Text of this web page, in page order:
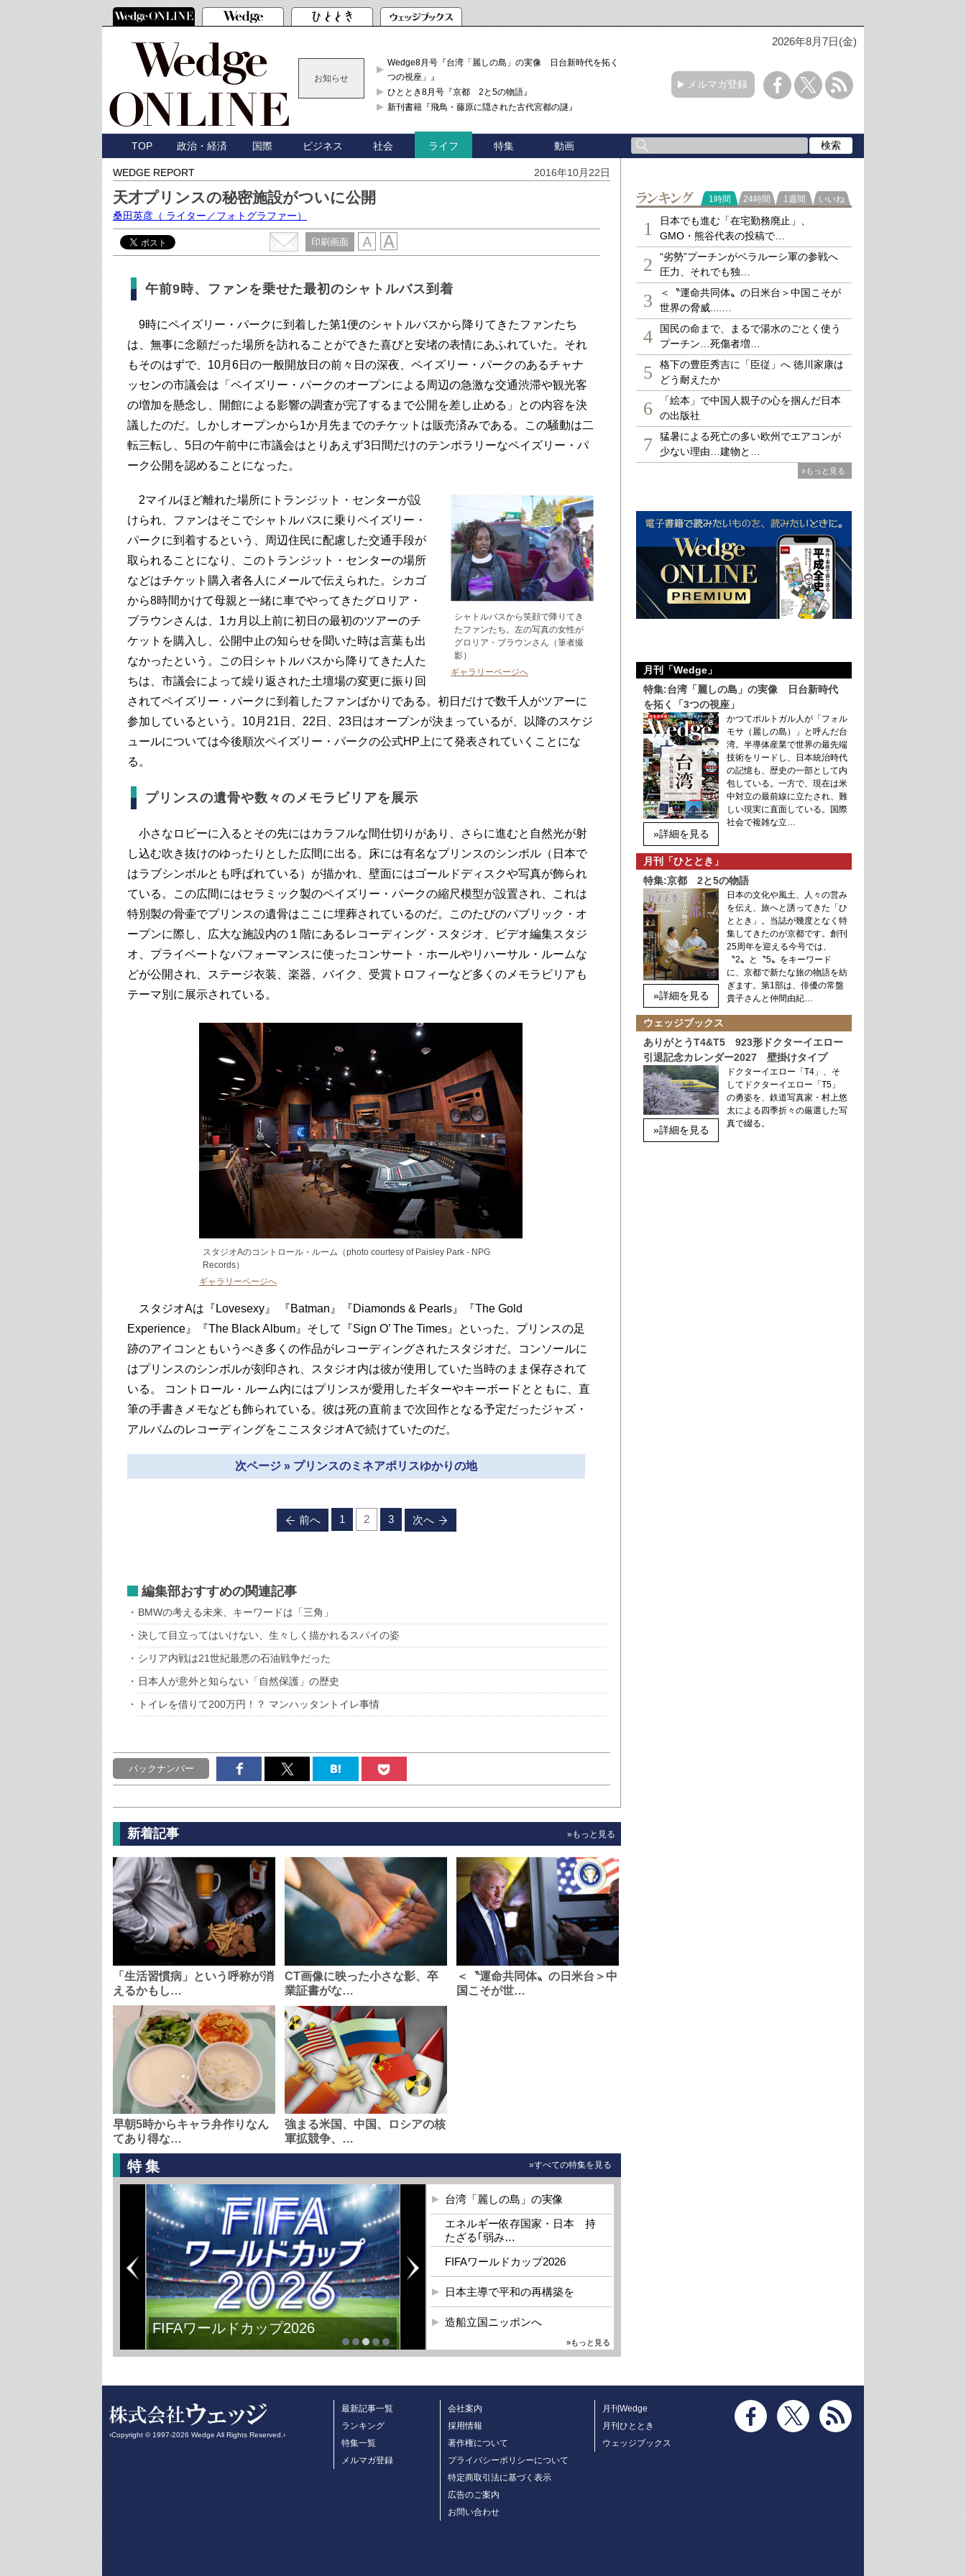
2026年8月7日(金)
お知らせ
Wedge8月号『台湾「麗しの島」の実像 日台新時代を拓く「3
つの視座」』
ひととき8月号『京都 2と5の物語』
新刊書籍『飛鳥・藤原に隠された古代宮都の謎』
メルマガ登録
TOP 政治・経済 国際 ビジネス 社会 ライフ 特集 動画
WEDGE REPORT 2016年10月22日
天才プリンスの秘密施設がついに公開
桑田英彦 （ ライター／フォトグラファー）
印刷画面
午前9時、ファンを乗せた最初のシャトルバス到着
9時にペイズリー・パークに到着した第1便のシャトルバスから降りてきたファンたち
は、無事に念願だった場所を訪れることができた喜びと安堵の表情にあふれていた。それ
もそのはずで、10月6日の一般開放日の前々日の深夜、ペイズリー・パークのあるチャナ
ッセンの市議会は「ペイズリー・パークのオープンによる周辺の急激な交通渋滞や観光客
の増加を懸念し、開館による影響の調査が完了するまで公開を差し止める」との内容を決
議したのだ。しかしオープンから1か月先までのチケットは販売済みである。この騒動は二
転三転し、5日の午前中に市議会はとりあえず3日間だけのテンポラリーなペイズリー・パ
ーク公開を認めることになった。
シャトルバスから笑顔で降りてき
たファンたち。左の写真の女性が
グロリア・ブラウンさん（筆者撮
影）
ギャラリーページへ
2マイルほど離れた場所にトランジット・センターが設
けられ、ファンはそこでシャトルバスに乗りペイズリー・
パークに到着するという、周辺住民に配慮した交通手段が
取られることになり、このトランジット・センターの場所
などはチケット購入者各人にメールで伝えられた。シカゴ
から8時間かけて母親と一緒に車でやってきたグロリア・
ブラウンさんは、1カ月以上前に初日の最初のツアーのチ
ケットを購入し、公開中止の知らせを聞いた時は言葉も出
なかったという。この日シャトルバスから降りてきた人た
ちは、市議会によって繰り返された土壇場の変更に振り回
されてペイズリー・パークに到着したファンばかりである。初日だけで数千人がツアーに
参加しているという。10月21日、22日、23日はオープンが決まっているが、以降のスケジ
ュールについては今後順次ペイズリー・パークの公式HP上にて発表されていくことにな
る。
プリンスの遺骨や数々のメモラビリアを展示
小さなロビーに入るとその先にはカラフルな間仕切りがあり、さらに進むと自然光が射
し込む吹き抜けのゆったりとした広間に出る。床には有名なプリンスのシンボル（日本で
はラブシンボルとも呼ばれている）が描かれ、壁面にはゴールドディスクや写真が飾られ
ている。この広間にはセラミック製のペイズリー・パークの縮尺模型が設置され、これは
特別製の骨壷でプリンスの遺骨はここに埋葬されているのだ。このたびのパブリック・オ
ープンに際し、広大な施設内の１階にあるレコーディング・スタジオ、ビデオ編集スタジ
オ、プライベートなパフォーマンスに使ったコンサート・ホールやリハーサル・ルームな
どが公開され、ステージ衣装、楽器、バイク、受賞トロフィーなど多くのメモラビリアも
テーマ別に展示されている。
スタジオAのコントロール・ルーム（photo courtesy of Paisley Park - NPG
Records）
ギャラリーページへ
スタジオAは『Lovesexy』 『Batman』『Diamonds & Pearls』『The Gold
Experience』『The Black Album』そして『Sign O’ The Times』といった、プリンスの足
跡のアイコンともいうべき多くの作品がレコーディングされたスタジオだ。コンソールに
はプリンスのシンボルが刻印され、スタジオ内は彼が使用していた当時のまま保存されて
いる。 コントロール・ルーム内にはプリンスが愛用したギターやキーボードとともに、直
筆の手書きメモなども飾られている。彼は死の直前まで次回作となる予定だったジャズ・
アルバムのレコーディングをここスタジオAで続けていたのだ。
次ページ » プリンスのミネアポリスゆかりの地
前へ 1 2 3 次へ
編集部おすすめの関連記事
BMWの考える未来、キーワードは「三角」
決して目立ってはいけない、生々しく描かれるスパイの姿
シリア内戦は21世紀最悪の石油戦争だった
日本人が意外と知らない「自然保護」の歴史
トイレを借りて200万円！？ マンハッタントイレ事情
バックナンバー
新着記事 »もっと見る
「生活習慣病」という呼称が消
えるかもし…
CT画像に映った小さな影、卒
業証書がな…
＜〝運命共同体〟の日米台＞中
国こそが世…
早朝5時からキャラ弁作りなん
てあり得な…
強まる米国、中国、ロシアの核
軍拡競争、…
特集 »すべての特集を見る
FIFAワールドカップ2026
台湾「麗しの島」の実像
エネルギー依存国家・日本 持
たざる｢弱み…
FIFAワールドカップ2026
日本主導で平和の再構築を
造船立国ニッポンへ
»もっと見る
ランキング
1時間 24時間 1週間 いいね
1
日本でも進む「在宅勤務廃止」、
GMO・熊谷代表の投稿で…
2
“劣勢”プーチンがベラルーシ軍の参戦へ
圧力、それでも独…
3
＜〝運命共同体〟の日米台＞中国こそが
世界の脅威....…
4
国民の命まで、まるで湯水のごとく使う
プーチン…死傷者増…
5
格下の豊臣秀吉に「臣従」へ 徳川家康は
どう耐えたか
6
「絵本」で中国人親子の心を掴んだ日本
の出版社
7
猛暑による死亡の多い欧州でエアコンが
少ない理由…建物と…
»もっと見る
月刊「Wedge」
特集:台湾「麗しの島」の実像 日台新時代
を拓く「3つの視座」
»詳細を見る
かつてポルトガル人が「フォル
モサ（麗しの島）」と呼んだ台
湾。半導体産業で世界の最先端
技術をリードし、日本統治時代
の記憶も、歴史の一部として内
包している。一方で、現在は米
中対立の最前線に立たされ、難
しい現実に直面している。国際
社会で複雑な立…
月刊「ひととき」
特集:京都 2と5の物語
»詳細を見る
日本の文化や風土、人々の営み
を伝え、旅へと誘ってきた「ひ
ととき」。当誌が幾度となく特
集してきたのが京都です。創刊
25周年を迎える今号では、
〝2〟と〝5〟をキーワード
に、京都で新たな旅の物語を紡
ぎます。第1部は、俳優の常盤
貴子さんと仲間由紀…
ウェッジブックス
ありがとうT4&T5 923形ドクターイエロー
引退記念カレンダー2027 壁掛けタイプ
»詳細を見る
ドクターイエロー「T4」、そ
してドクターイエロー「T5」
の勇姿を、鉄道写真家・村上悠
太による四季折々の厳選した写
真で綴る。
‹Copyright © 1997-2026 Wedge All Rights Reserved.›
最新記事一覧
ランキング
特集一覧
メルマガ登録
会社案内
採用情報
著作権について
プライバシーポリシーについて
特定商取引法に基づく表示
広告のご案内
お問い合わせ
月刊Wedge
月刊ひととき
ウェッジブックス